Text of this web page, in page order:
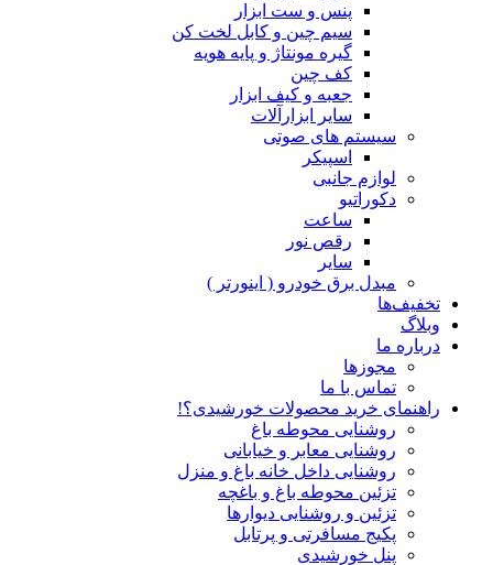
پنس و ست ابزار
سیم چین و کابل لخت کن
گیره مونتاژ و پایه هویه
کف چین
جعبه و کیف ابزار
سایر ابزارآلات
سیستم های صوتی
اسپیکر
لوازم جانبی
دکوراتیو
ساعت
رقص نور
سایر
مبدل برق خودرو ( اینورتر )
تخفیف‌ها
وبلاگ
درباره ما
مجوزها
تماس با ما
راهنمای خرید محصولات خورشیدی؟!
روشنایی محوطه باغ
روشنایی معابر و خیابانی
روشنایی داخل خانه باغ و منزل
تزئین محوطه باغ و باغچه
تزئین و روشنایی دیوارها
پکیج مسافرتی و پرتابل
پنل خورشیدی